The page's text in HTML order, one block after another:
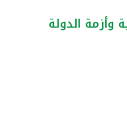
وأزمة الدولة